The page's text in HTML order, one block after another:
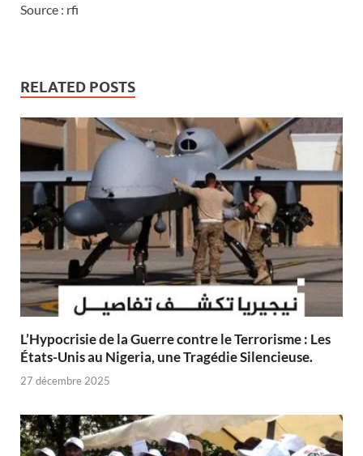
Source : rfi
RELATED POSTS
L’Hypocrisie de la Guerre contre le Terrorisme : Les
États-Unis au Nigeria, une Tragédie Silencieuse.
27 décembre 2025